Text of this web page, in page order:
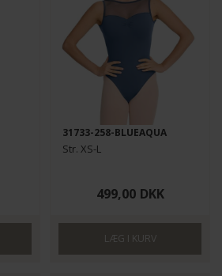
31733-258-BLUEAQUA
Str. XS-L
499,00 DKK